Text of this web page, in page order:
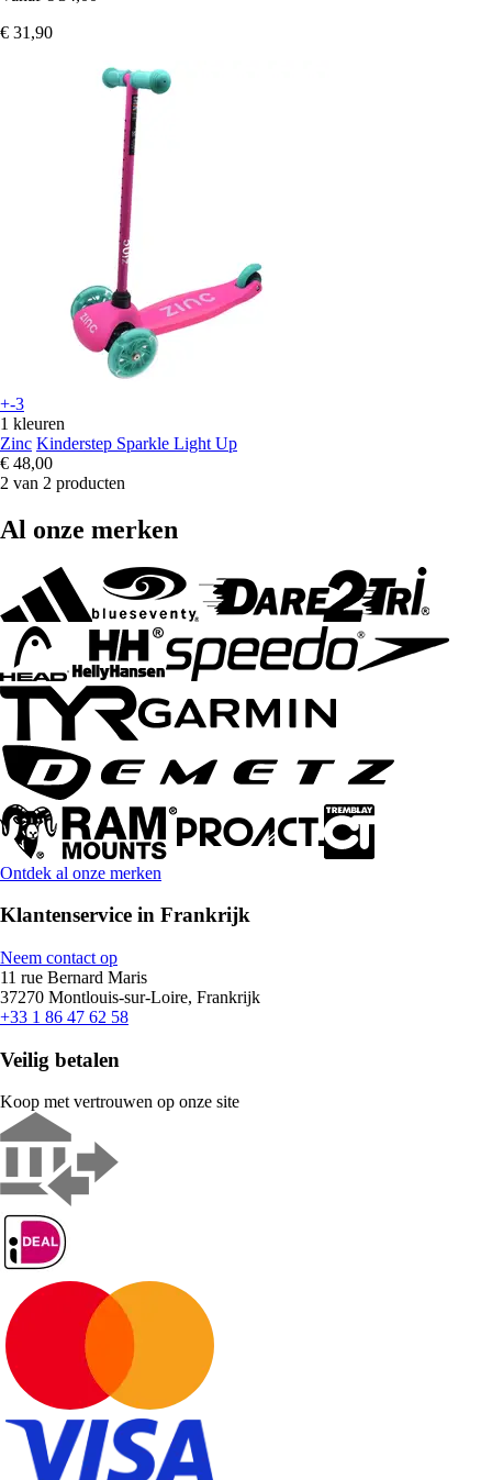
€ 31,90
+-3
1 kleuren
Zinc Kinderstep Sparkle Light Up
€ 48,00
2 van 2 producten
Al onze merken
Ontdek al onze merken
Klantenservice in Frankrijk
Neem contact op
11 rue Bernard Maris
37270 Montlouis-sur-Loire, Frankrijk
+33 1 86 47 62 58
Veilig betalen
Koop met vertrouwen op onze site